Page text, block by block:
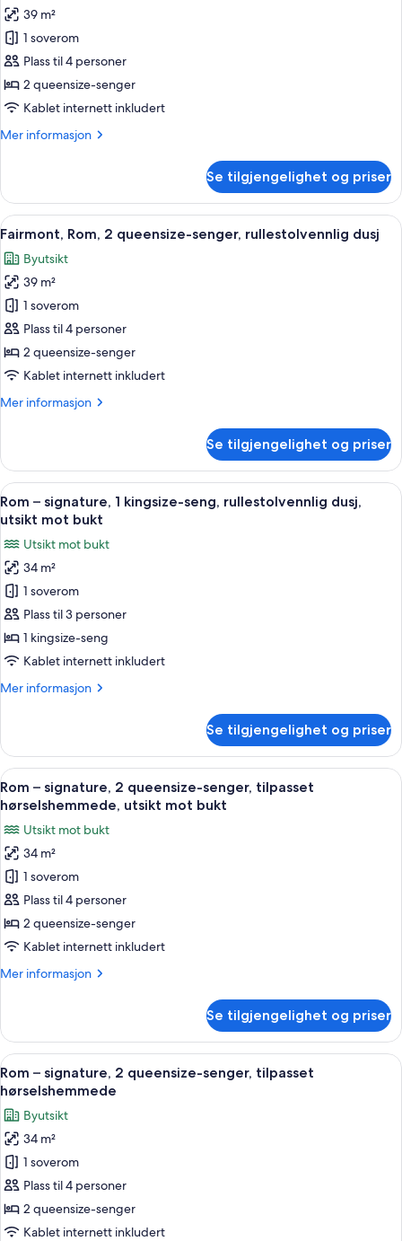
badekar
Fairmont,
Rom,
2
queensize-
senger,
hørselshemmede
39 m²
1 soverom
Plass til 4 personer
2 queensize-senger
Kablet internett inkludert
Mer informasjon
Mer
Rom,
queensize-
tilpasset
hørselshemmede
Se tilgjengelighet og priser
Åpne
alle
bildene
av
Fairmont,
Rom,
2
queensize-
rullestolvennlig
Italienske Frette-laken, sengetøy av
3
Fairmont, Rom, 2 queensize-senger, rullestolvennlig dusj
Byutsikt
39 m²
1 soverom
Plass til 4 personer
2 queensize-senger
Kablet internett inkludert
Mer informasjon
Mer
Rom,
queensize-
senger,
dusj
Se tilgjengelighet og priser
Åpne
alle
av
Rom
–
signature,
1
kingsize-
rullestolvennlig
mot
bukt
Italienske Frette-laken, sengetøy av
4
Rom – signature, 1 kingsize-seng, rullestolvennlig dusj,
utsikt mot bukt
Utsikt mot bukt
34 m²
1 soverom
Plass til 3 personer
1 kingsize-seng
Kablet internett inkludert
Mer informasjon
Mer
–
signature,
1
kingsize-
rullestolvennlig
dusj,
utsikt
mot
bukt
Se tilgjengelighet og priser
Åpne
alle
av
Rom
–
signature,
2
queensize-
tilpasset
mot
bukt
Italienske Frette-laken, sengetøy av
4
Rom – signature, 2 queensize-senger, tilpasset
hørselshemmede, utsikt mot bukt
Utsikt mot bukt
34 m²
1 soverom
Plass til 4 personer
2 queensize-senger
Kablet internett inkludert
Mer informasjon
Mer
–
signature,
2
queensize-
tilpasset
hørselshemmede,
utsikt
mot
bukt
Se tilgjengelighet og priser
Åpne
alle
bildene
av
Rom
–
signature,
2
queensize-
Italienske Frette-laken, sengetøy av
3
Rom – signature, 2 queensize-senger, tilpasset
hørselshemmede
Byutsikt
34 m²
1 soverom
Plass til 4 personer
2 queensize-senger
Kablet internett inkludert